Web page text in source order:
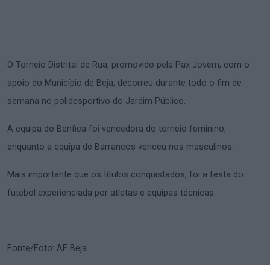
O Torneio Distrital de Rua, promovido pela Pax Jovem, com o
apoio do Município de Beja, decorreu durante todo o fim de
semana no polidesportivo do Jardim Público.
A equipa do Benfica foi vencedora do torneio feminino,
enquanto a equipa de Barrancos venceu nos masculinos.
Mais importante que os títulos conquistados, foi a festa do
futebol experienciada por atletas e equipas técnicas.
Fonte/Foto: AF Beja